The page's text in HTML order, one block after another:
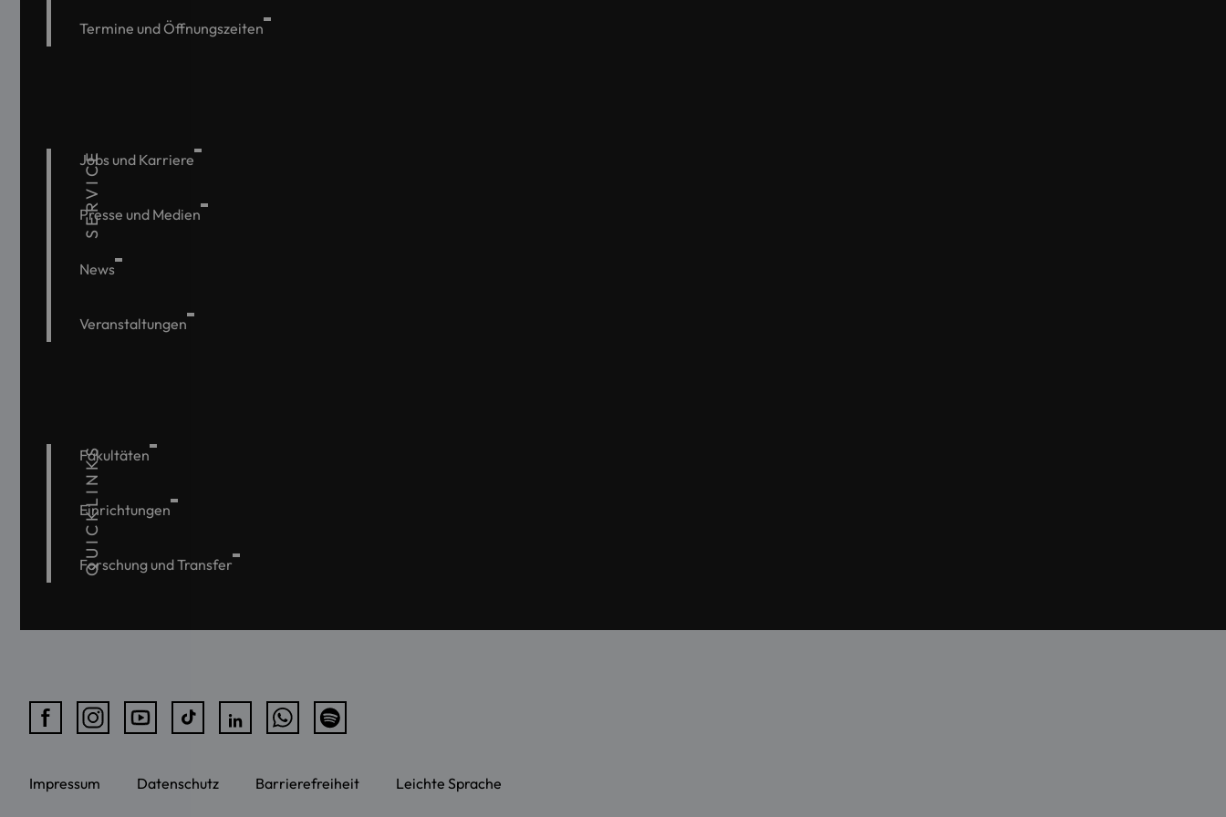
Termine und Öffnungszeiten
SERVICE
Jobs und Karriere
Presse und Medien
News
Veranstaltungen
QUICKLINKS
Fakultäten
Einrichtungen
Forschung und Transfer
Impressum Datenschutz Barrierefreiheit Leichte Sprache